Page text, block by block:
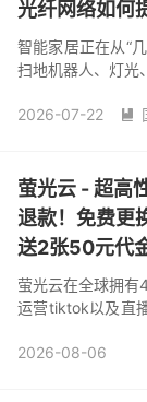
光纤网络如何
智能家居正在从“
扫地机器人、灯光
2026-07-22 
萤光云 - 超高
退款！免费更
送2张50元代
萤光云在全球拥有
运营tiktok以及直
要域名备案还提供
2026-08-06